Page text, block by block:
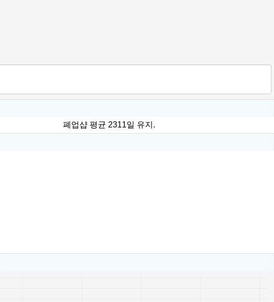
폐업샵 평균 2311일 유지.